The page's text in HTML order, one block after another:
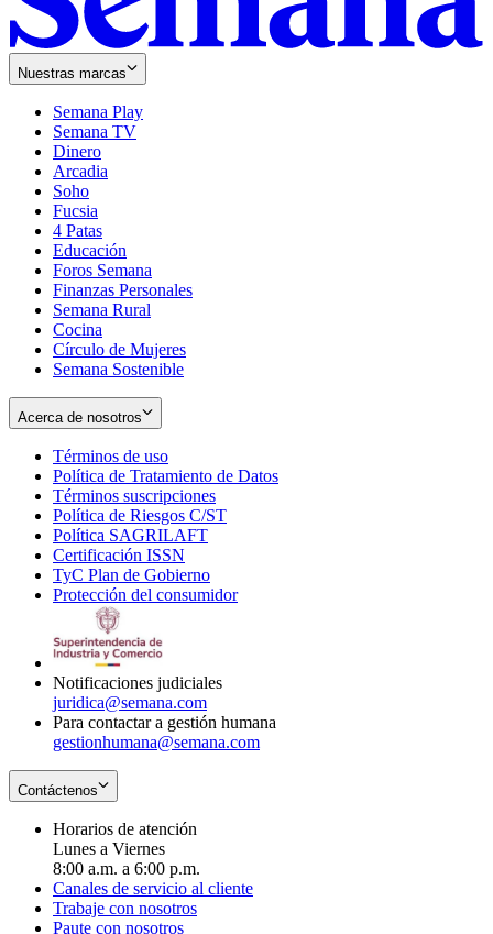
Nuestras marcas
Semana Play
Semana TV
Dinero
Arcadia
Soho
in
new
window
Fucsia
in
new
window
4 Patas
Educación
Foros Semana
Finanzas Personales
Semana Rural
Cocina
Círculo de Mujeres
Semana Sostenible
Acerca de nosotros
Términos de uso
in
new
window
Política de Tratamiento de Datos
Términos suscripciones
in
Política de Riesgos C/ST
Política SAGRILAFT
new
window
Certificación ISSN
in
new
TyC Plan de Gobierno
in
Protección del consumidorOpens
Notificaciones judiciales
juridica@semana.com
Para contactar a gestión humana
gestionhumana@semana.com
Contáctenos
Horarios de atención
Lunes a Viernes
8:00 a.m. a 6:00 p.m.
Canales de servicio al cliente
Trabaje con nosotros
Paute con nosotros